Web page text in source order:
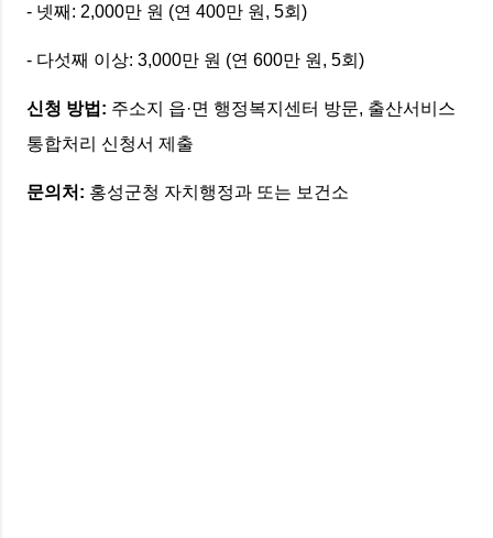
- 넷째: 2,000만 원 (연 400만 원, 5회)
- 다섯째 이상: 3,000만 원 (연 600만 원, 5회)
신청 방법: 주소지 읍·면 행정복지센터 방문, 출산서비스
통합처리 신청서 제출
문의처: 홍성군청 자치행정과 또는 보건소